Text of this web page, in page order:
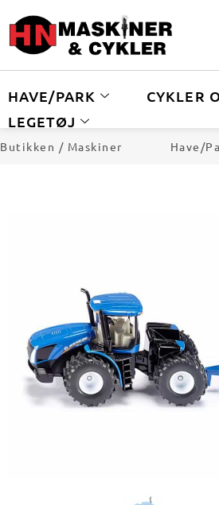
HAVE/PARK CYKLER
LEGETØJ
Butikken / Maskiner Have/